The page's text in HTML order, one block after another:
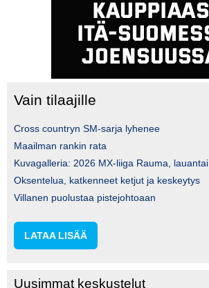
Vain tilaajille
Cross countryn SM-sarja lyhenee
Maailman rankin rata
Kuvagalleria: 2026 MX-liiga Rauma, lauantai
Oksentelua, katkenneet ketjut ja keskeytys
Villanen puolustaa pistejohtoaan
LATAA LISÄÄ
Uusimmat keskustelut